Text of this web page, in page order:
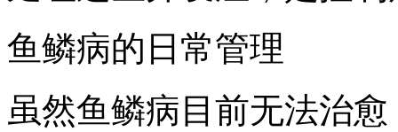
鱼鳞病的日常管理
虽然鱼鳞病目前无法治